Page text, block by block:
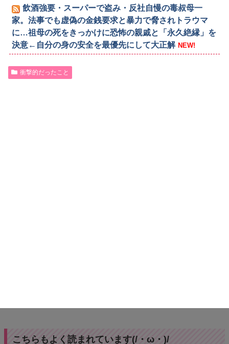
飲酒強要・スーパーで盗み・反社自慢の毒叔母一
家。法事でも虚偽の金銭要求と暴力で脅されトラウマ
に…祖母の死をきっかけに恐怖の親戚と「永久絶縁」を
決意←自分の身の安全を最優先にして大正解 NEW!
衝撃的だったこと
こちらもよく読まれています(/・ω・)/